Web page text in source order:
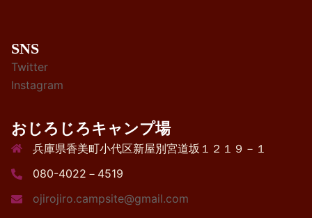
SNS
Twitter
Instagram
おじろじろキャンプ場
兵庫県香美町小代区新屋別宮道坂１２１９－１
080-4022－4519
ojirojiro.campsite@gmail.com